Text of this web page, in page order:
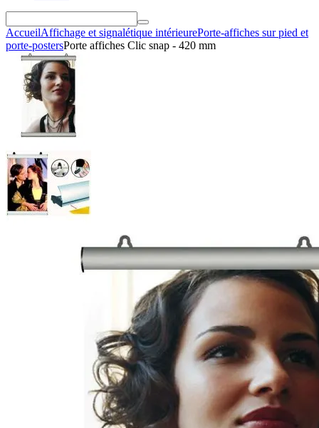
AccueilAffichage et signalétique intérieurePorte-affiches sur pied et
porte-postersPorte affiches Clic snap - 420 mm